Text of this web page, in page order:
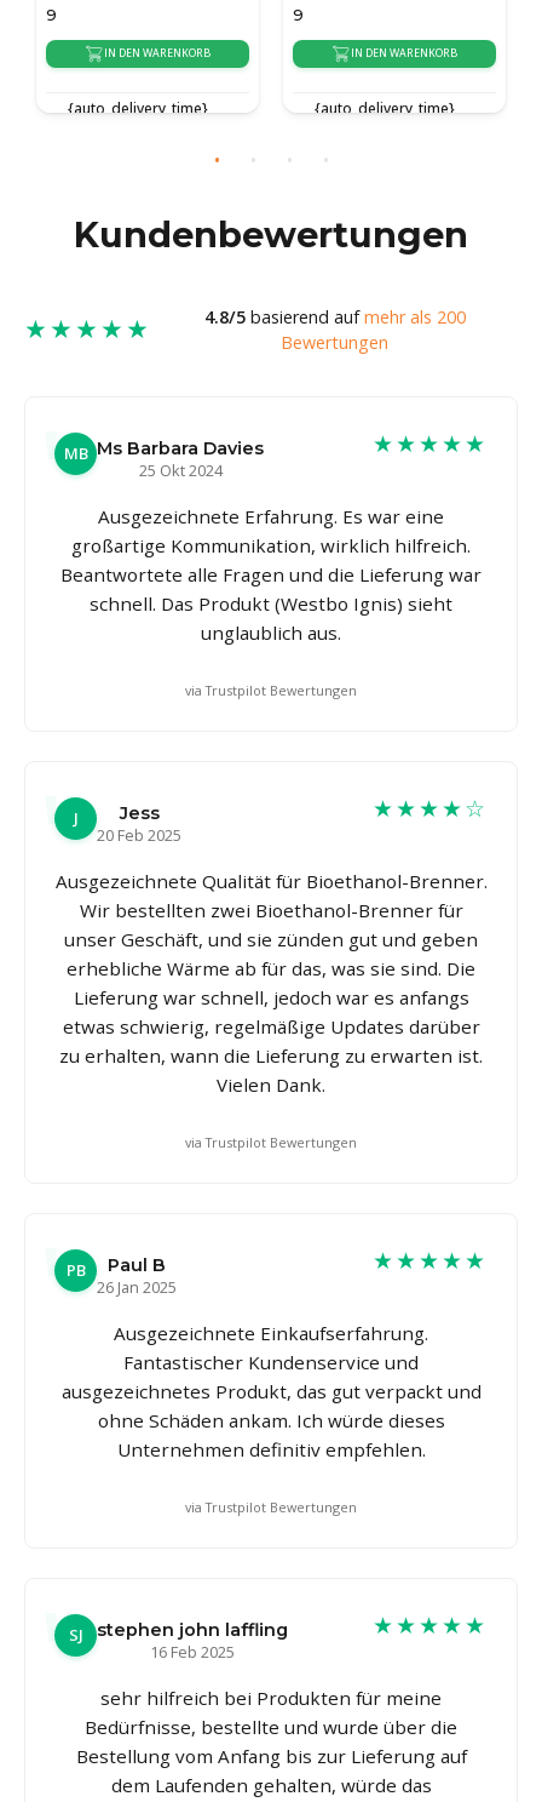
IN DEN WARENKORB
{auto_delivery_time}
IN DEN WARENKORB
{auto_delivery_time}
Kundenbewertungen
★★★★★ 4.8/5basierend aufmehr als 200
Bewertungen
MB Ms Barbara Davies
25 Okt 2024
★★★★★
Ausgezeichnete Erfahrung. Es war eine
großartige Kommunikation, wirklich hilfreich.
Beantwortete alle Fragen und die Lieferung war
schnell. Das Produkt (Westbo Ignis) sieht
unglaublich aus.
via Trustpilot Bewertungen
J
Jess
20 Feb 2025
★★★★☆
Ausgezeichnete Qualität für Bioethanol-Brenner.
Wir bestellten zwei Bioethanol-Brenner für
unser Geschäft, und sie zünden gut und geben
erhebliche Wärme ab für das, was sie sind. Die
Lieferung war schnell, jedoch war es anfangs
etwas schwierig, regelmäßige Updates darüber
zu erhalten, wann die Lieferung zu erwarten ist.
Vielen Dank.
via Trustpilot Bewertungen
PB
Paul B
26 Jan 2025
★★★★★
Ausgezeichnete Einkaufserfahrung.
Fantastischer Kundenservice und
ausgezeichnetes Produkt, das gut verpackt und
ohne Schäden ankam. Ich würde dieses
Unternehmen definitiv empfehlen.
via Trustpilot Bewertungen
SJ
stephen john laffling
16 Feb 2025
★★★★★
sehr hilfreich bei Produkten für meine
Bedürfnisse, bestellte und wurde über die
Bestellung vom Anfang bis zur Lieferung auf
dem Laufenden gehalten, würde das